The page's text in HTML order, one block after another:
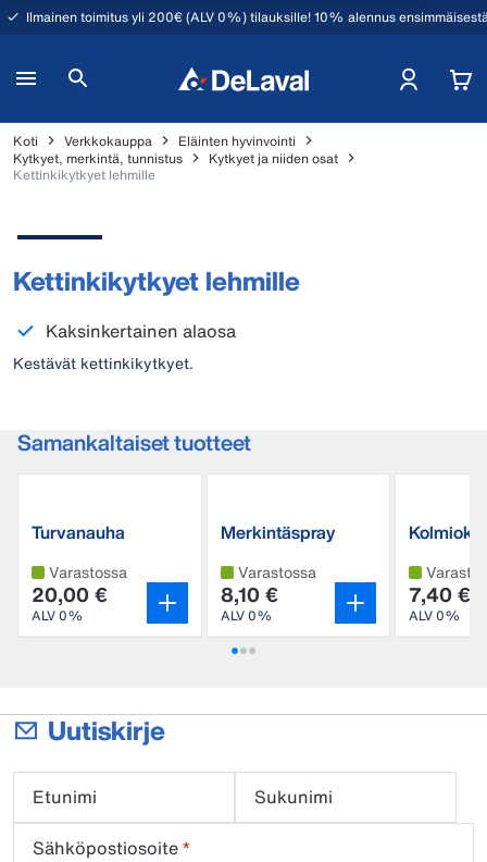
Ilmainen toimitus yli 200€ (ALV 0%) tilauksille! 10% alennus
Koti Verkkokauppa
Eläinten hyvinvointi
Kytkyet, merkintä, tunnistus
Kytkyet ja niiden osat
Kettinkikytkyet lehmille
Kettinkikytkyet lehmille
Kaksinkertainen alaosa
Kestävät kettinkikytkyet.
Samankaltaiset tuotteet
Turvanauha
Varastossa
20,00 €
ALV 0%
Merkintäspray
Varastossa
8,10 €
ALV 0%
7,40 €
ALV 0%
Uutiskirje
Etunimi
Sukunimi
Sähköpostiosoite*